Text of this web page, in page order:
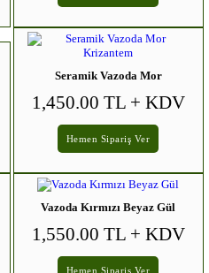
Seramik Vazoda Mor
1,450.00 TL + KDV
Hemen Sipariş Ver
Vazoda Kırmızı Beyaz Gül
1,550.00 TL + KDV
Hemen Sipariş Ver